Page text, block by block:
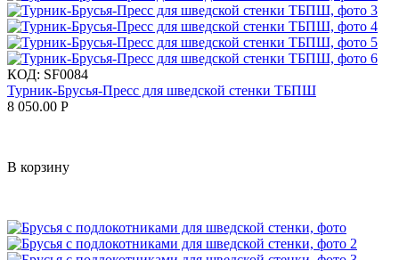
КОД: SF0084
Турник-Брусья-Пресс для шведской стенки ТБПШ
8 050.00 Р
В корзину